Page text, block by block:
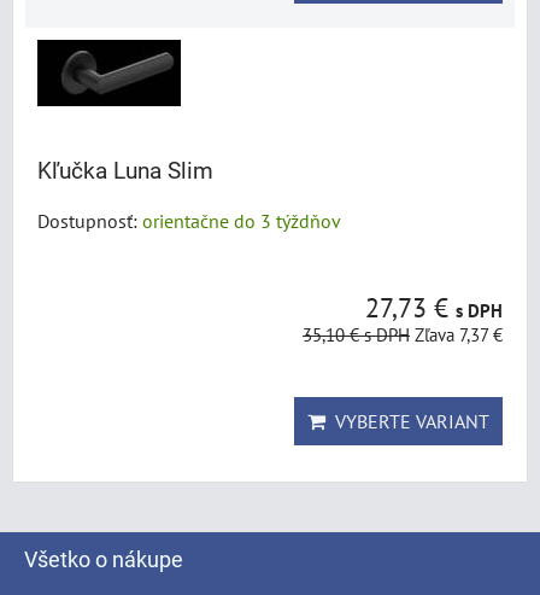
Kľučka Luna Slim
Dostupnosť: orientačne do 3 týždňov
27,73 € s DPH
35,10 €s DPH Zľava 7,37 €
VYBERTE VARIANT
Všetko o nákupe